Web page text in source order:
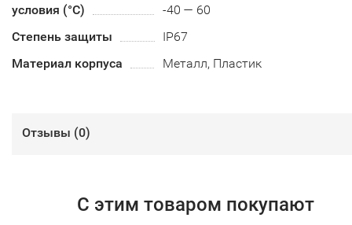
условия (°С)
-40 — 60
Степень защиты
IP67
Материал корпуса
Металл, Пластик
Отзывы (0)
С этим товаром покупают